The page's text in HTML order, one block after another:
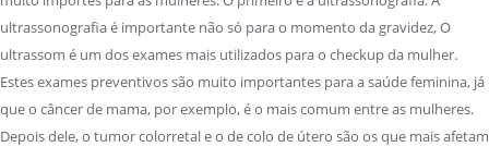
ultrassonografia é importante não só para o momento da gravidez, O
ultrassom é um dos exames mais utilizados para o checkup da mulher.
Estes exames preventivos são muito importantes para a saúde feminina, já
que o câncer de mama, por exemplo, é o mais comum entre as mulheres.
Depois dele, o tumor colorretal e o de colo de útero são os que mais afetam